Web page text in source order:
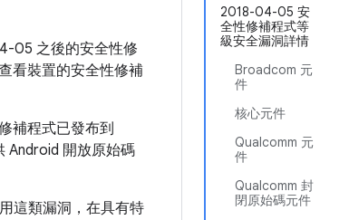
2018-04-05 安
全性修補程式等
級安全漏洞詳情
Broadcom 元
件
核心元件
Qualcomm 元
件
Qualcomm 封
閉原始碼元件
05 之後的安全性修
看裝置的安全性修補
補程式已發布到
Android 開放原始碼
這類漏洞，在具有特